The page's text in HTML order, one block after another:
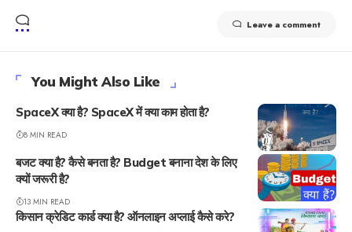
Leave a comment
You Might Also Like
SpaceX क्या है? SpaceX में क्या काम होता है?
8 MIN READ
बजट क्या है? कैसे बनता है? Budget बनाना देश के लिए
क्यों जरूरी है?
13 MIN READ
किसान क्रेडिट कार्ड क्या है? ऑनलाइन अप्लाई कैसे करे?